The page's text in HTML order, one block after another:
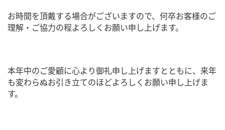
お時間を頂戴する場合がございますので、何卒お客様のご
理解・ご協力の程よろしくお願い申し上げます。
本年中のご愛顧に心より御礼申し上げますとともに、来年
も変わらぬお引き立てのほどよろしくお願い申し上げま
す。